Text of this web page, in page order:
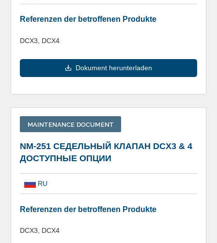
Referenzen der betroffenen Produkte
DCX3, DCX4
Dokument herunterladen
MAINTENANCE DOCUMENT
NM-251 СЕДЕЛЬНЫЙ КЛАПАН DCX3 & 4
ДОСТУПНЫЕ ОПЦИИ
RU
Referenzen der betroffenen Produkte
DCX3, DCX4